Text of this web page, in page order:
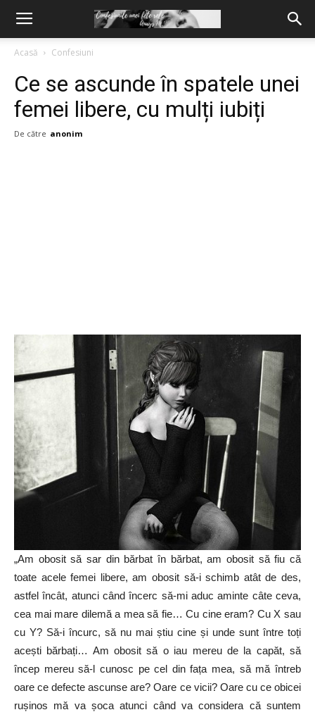
Acasă Confesiuni
Ce se ascunde în spatele unei
femei libere, cu mulți iubiți
De către anonim
„Am obosit să sar din bărbat în bărbat, am obosit să fiu că
toate acele femei libere, am obosit să-i schimb atât de des,
astfel încât, atunci când încerc să-mi aduc aminte câte ceva,
cea mai mare dilemă a mea să fie… Cu cine eram? Cu X sau
cu Y? Să-i încurc, să nu mai știu cine și unde sunt între toți
acești bărbați… Am obosit să o iau mereu de la capăt, să
încep mereu să-l cunosc pe cel din fața mea, să mă întreb
oare ce defecte ascunse are? Oare ce vicii? Oare cu ce obicei
rușinos mă va șoca atunci când va considera că suntem